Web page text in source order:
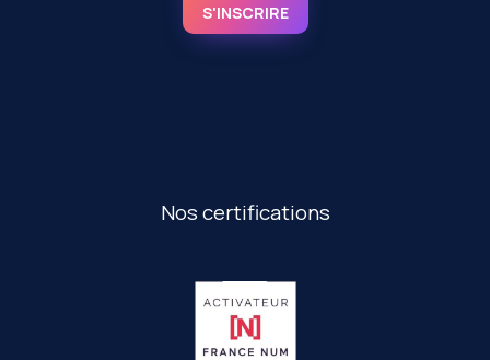
S'INSCRIRE
Nos certifications